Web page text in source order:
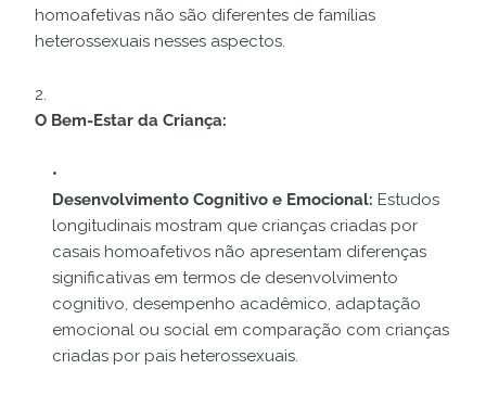
homoafetivas não são diferentes de famílias
heterossexuais nesses aspectos.
O Bem-Estar da Criança:
Desenvolvimento Cognitivo e Emocional: Estudos
longitudinais mostram que crianças criadas por
casais homoafetivos não apresentam diferenças
significativas em termos de desenvolvimento
cognitivo, desempenho acadêmico, adaptação
emocional ou social em comparação com crianças
criadas por pais heterossexuais.